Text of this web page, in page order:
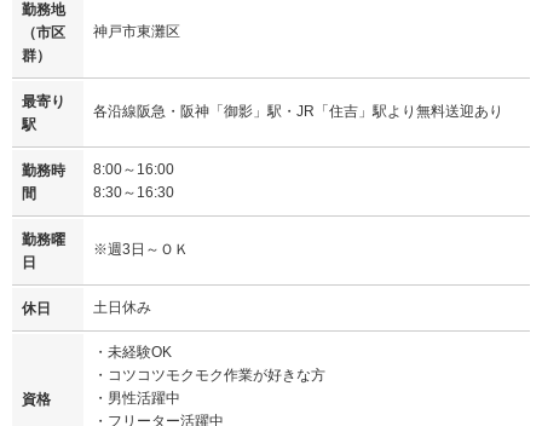
勤務地
（市区
群）
神戸市東灘区
最寄り
駅
各沿線阪急・阪神「御影」駅・JR「住吉」駅より無料送迎あり
勤務時
間
8:00～16:00
8:30～16:30
勤務曜
日
※週3日～ＯＫ
休日 土日休み
資格
・未経験OK
・コツコツモクモク作業が好きな方
・男性活躍中
・フリーター活躍中